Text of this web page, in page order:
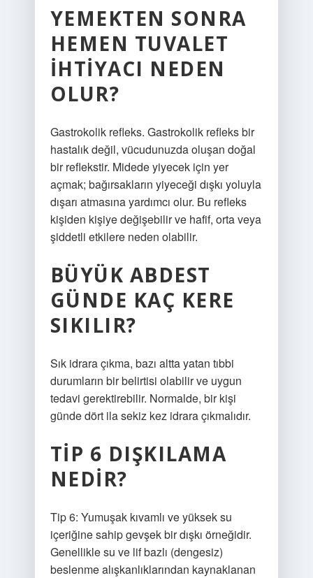
YEMEKTEN SONRA
HEMEN TUVALET
IHTIYACI NEDEN
OLUR?
Gastrokolik refleks. Gastrokolik refleks bir
hastalık değil, vücudunuzda oluşan doğal
bir reflekstir. Midede yiyecek için yer
açmak; bağırsakların yiyeceği dışkı yoluyla
dışarı atmasına yardımcı olur. Bu refleks
kişiden kişiye değişebilir ve hafif, orta veya
şiddetli etkilere neden olabilir.
BÜYÜK ABDEST
GÜNDE KAÇ KERE
SIKILIR?
Sık idrara çıkma, bazı altta yatan tıbbi
durumların bir belirtisi olabilir ve uygun
tedavi gerektirebilir. Normalde, bir kişi
günde dört ila sekiz kez idrara çıkmalıdır.
TIP 6 DIŞKILAMA
NEDIR?
Tip 6: Yumuşak kıvamlı ve yüksek su
içeriğine sahip gevşek bir dışkı örneğidir.
Genellikle su ve lif bazlı (dengesiz)
beslenme alışkanlıklarından kaynaklanan